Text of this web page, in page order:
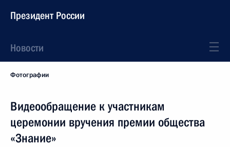
Президент России
Новости
Фотографии
Видеообращение к участникам
церемонии вручения премии общества
«Знание»